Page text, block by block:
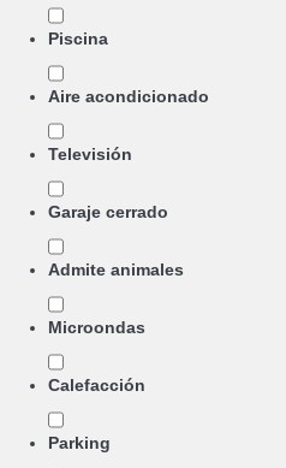
Piscina
Aire acondicionado
Televisión
Garaje cerrado
Admite animales
Microondas
Calefacción
Parking